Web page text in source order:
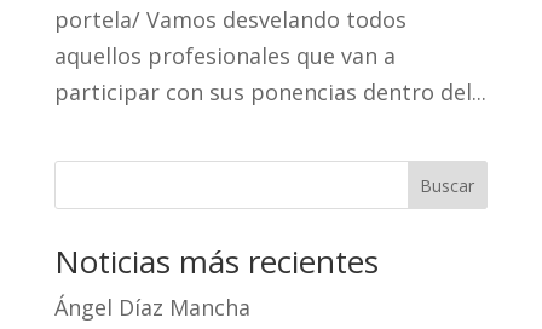
portela/ Vamos desvelando todos
aquellos profesionales que van a
participar con sus ponencias dentro del...
Buscar
Noticias más recientes
Ángel Díaz Mancha